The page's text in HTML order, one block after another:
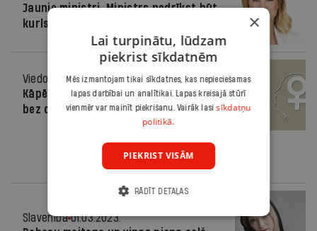
Jaunie ministri. Ministrs nedrīkst būt
kurls
Viedoklis
08.03.2023.
Kāpēc mēs nevaram atļauties dzīvot
bez dzimumu līdztiesības?
Slavenība 01.03.2023.
×
Lai turpinātu, lūdzam
piekrist sīkdatnēm
Mēs izmantojam tikai sīkdatnes, kas nepieciešamas
lapas darbībai un analītikai. Lapas kreisajā stūrī
vienmēr var mainīt piekrišanu. Vairāk lasisīkdatņu
politikā.
PIEKRIST VISĀM
RĀDĪT DETAĻAS